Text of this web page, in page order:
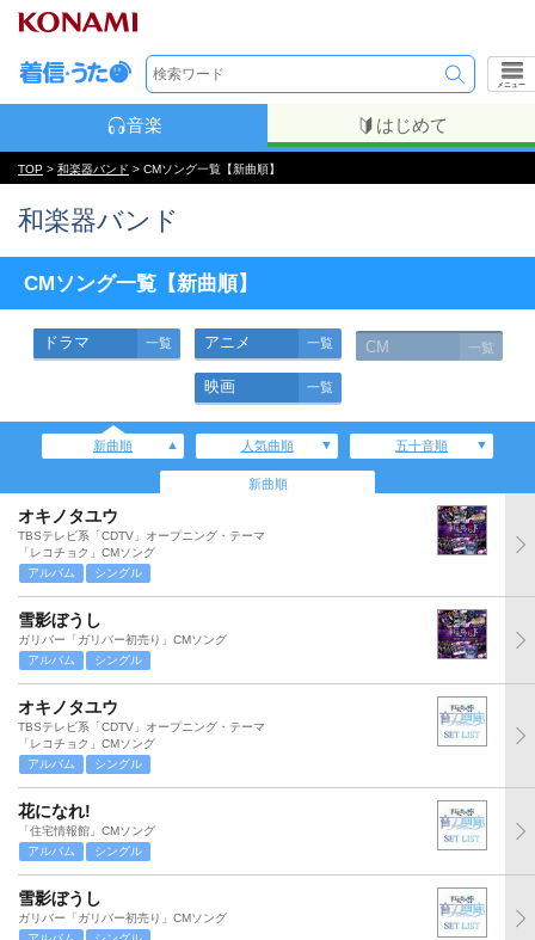
メニュー
音楽 はじめて
TOP > 和楽器バンド > CMソング一覧【新曲順】
和楽器バンド
CMソング一覧【新曲順】
ドラマ 一覧 アニメ 一覧 CM 一覧
映画 一覧
新曲順 人気曲順 五十音順
新曲順
オキノタユウ
TBSテレビ系「CDTV」オープニング・テーマ
「レコチョク」CMソング
アルバム
シングル
雪影ぼうし
ガリバー「ガリバー初売り」CMソング
アルバム
シングル
オキノタユウ
TBSテレビ系「CDTV」オープニング・テーマ
「レコチョク」CMソング
アルバム
シングル
花になれ!
「住宅情報館」CMソング
アルバム
シングル
雪影ぼうし
ガリバー「ガリバー初売り」CMソング